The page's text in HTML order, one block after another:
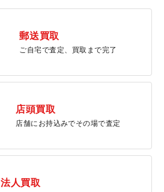
郵送買取
ご自宅で査定、買取まで完了
店頭買取
店舗にお持込みでその場で査定
法人買取